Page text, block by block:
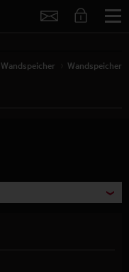
Wandspeicher
Wandspeicher